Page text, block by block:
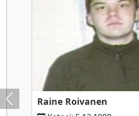
Raine Roivanen
Previous